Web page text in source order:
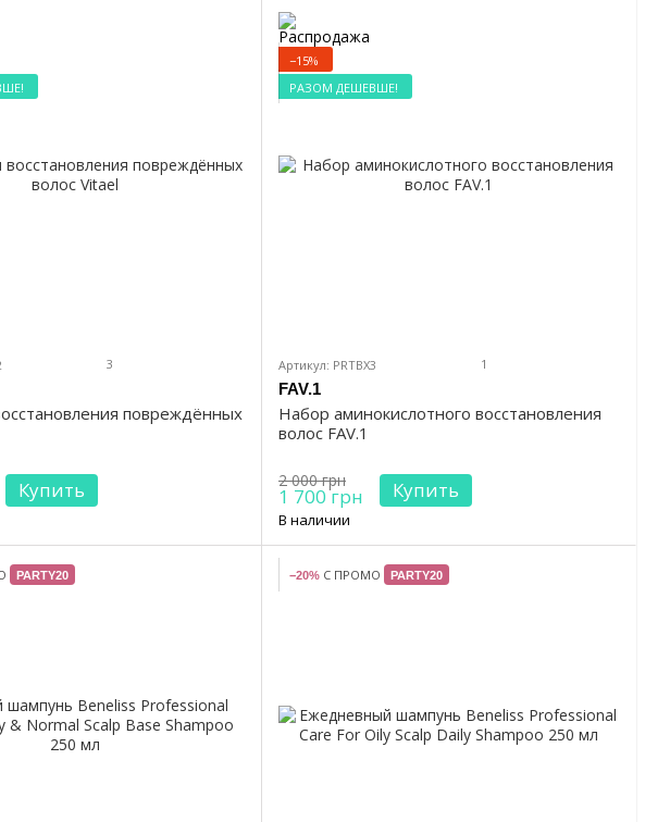
3
повреждённых
Купить
−15%
РАЗОМ ДЕШЕВШЕ!
Артикул: PRTBX3 1
FAV.1
Набор аминокислотного восстановления
волос FAV.1
2 000 грн
1 700 грн Купить
В наличии
PARTY20 −20% С ПРОМО PARTY20